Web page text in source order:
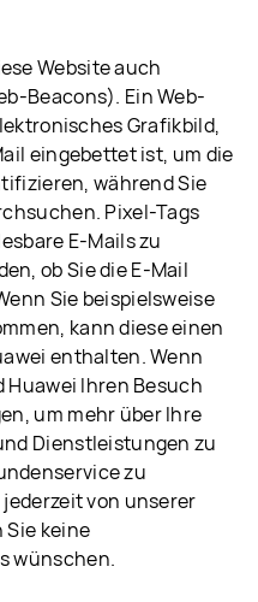
Website auch
Beacons). Ein Web-
Grafikbild,
eingebettet ist, um die
während Sie
Pixel-Tags
E-Mails zu
ob Sie die E-Mail
Sie beispielsweise
kann diese einen
enthalten. Wenn
Huawei Ihren Besuch
um mehr über Ihre
Dienstleistungen zu
zu
von unserer
Sie keine
wünschen.